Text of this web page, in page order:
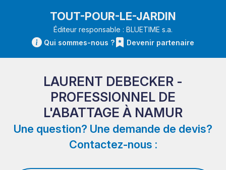
TOUT-POUR-LE-JARDIN
Éditeur responsable : BLUETIME s.a.
Qui sommes-nous ?
Devenir partenaire
LAURENT DEBECKER -
PROFESSIONNEL DE
L'ABATTAGE À NAMUR
Une question? Une demande de devis?
Contactez-nous :